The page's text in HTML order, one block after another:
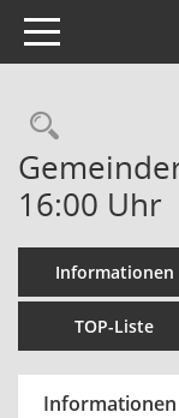
Toggle navigation
16:00 Uhr
Informationen
TOP-Liste
Informationen